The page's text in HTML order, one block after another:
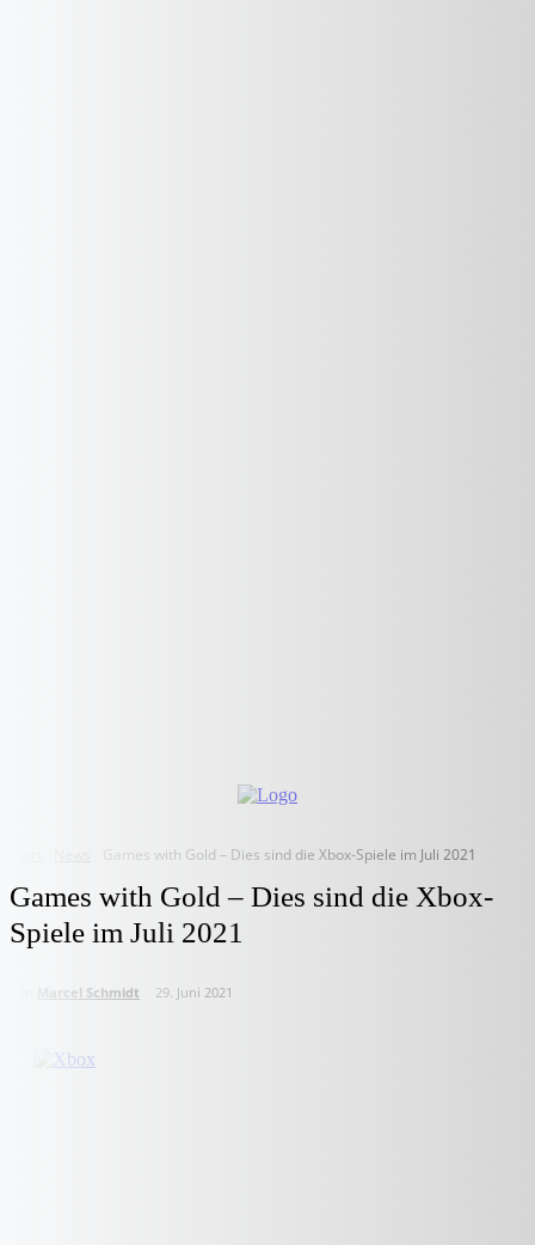
Games with Gold – Dies sind die Xbox-Spiele im Juli 2021
Games with Gold – Dies sind die Xbox-
Spiele im Juli 2021
Marcel Schmidt 29. Juni 2021